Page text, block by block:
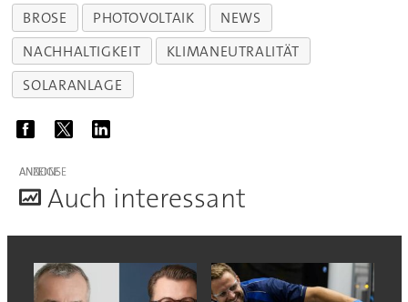
BROSE PHOTOVOLTAIK
NEWS
NACHHALTIGKEIT
KLIMANEUTRALITÄT
SOLARANLAGE
ANZEIGE
Auch interessant